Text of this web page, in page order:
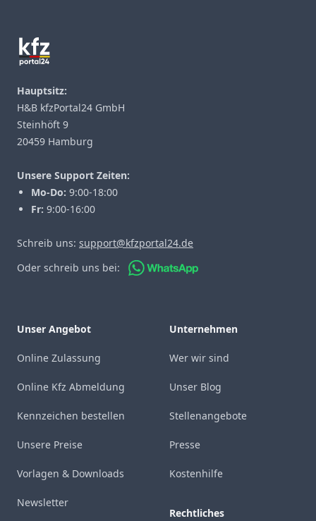
Hauptsitz:
H&B kfzPortal24 GmbH
Steinhöft 9
20459 Hamburg
Unsere Support Zeiten:
Mo-Do: 9:00-18:00
Fr: 9:00-16:00
Schreib uns: support@kfzportal24.de
Oder schreib uns bei:
Unser Angebot
Online Zulassung
Online Kfz Abmeldung
Kennzeichen bestellen
Unsere Preise
Vorlagen & Downloads
Newsletter
Unternehmen
Wer wir sind
Unser Blog
Stellenangebote
Presse
Kostenhilfe
Rechtliches